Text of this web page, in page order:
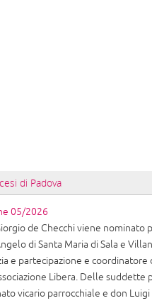
di Padova
05/2026
de Checchi viene nominato
di Santa Maria di Sala e
e partecipazione e
Libera. Delle suddette
vicario parrocchiale e don